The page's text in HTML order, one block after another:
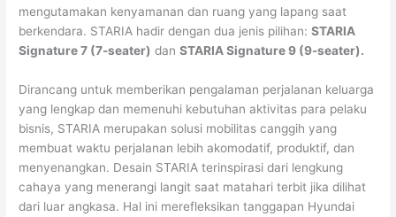
mengutamakan kenyamanan dan ruang yang lapang saat
berkendara. STARIA hadir dengan dua jenis pilihan:STARIA
Signature 7 (7-seater) danSTARIA Signature 9 (9-seater).
Dirancang untuk memberikan pengalaman perjalanan keluarga
yang lengkap dan memenuhi kebutuhan aktivitas para pelaku
bisnis, STARIA merupakan solusi mobilitas canggih yang
membuat waktu perjalanan lebih akomodatif, produktif, dan
menyenangkan. Desain STARIA terinspirasi dari lengkung
cahaya yang menerangi langit saat matahari terbit jika dilihat
dari luar angkasa. Hal ini merefleksikan tanggapan Hyundai